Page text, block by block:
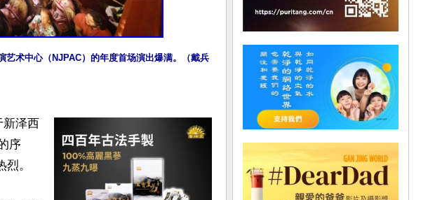
艺术中心（NJPAC）的年度首场演出爆满。（戴兵
新泽西
序
。